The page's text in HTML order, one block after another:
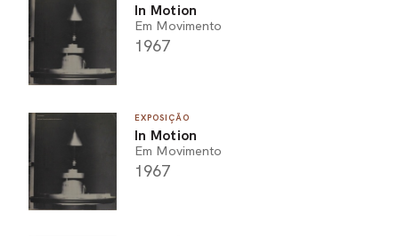
In Motion
Em Movimento
1967
EXPOSIÇÃO
In Motion
Em Movimento
1967